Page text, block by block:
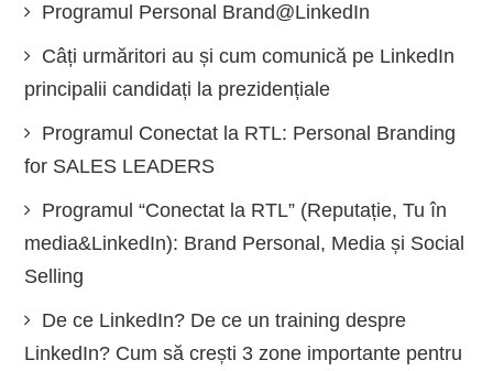
Programul Personal Brand@LinkedIn
Câți urmăritori au și cum comunică pe LinkedIn
principalii candidați la prezidențiale
Programul Conectat la RTL: Personal Branding
for SALES LEADERS
Programul “Conectat la RTL” (Reputație, Tu în
media&LinkedIn): Brand Personal, Media și Social
Selling
De ce LinkedIn? De ce un training despre
LinkedIn? Cum să crești 3 zone importante pentru